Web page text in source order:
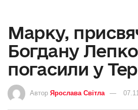
Марку,
Богдану
погасили у
Автор Ярослава Світла